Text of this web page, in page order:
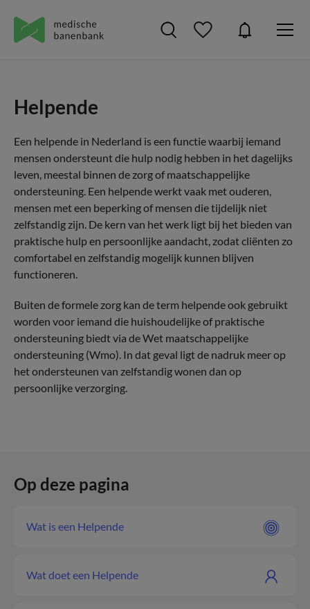
Helpende
Een helpende in Nederland is een functie waarbij iemand
mensen ondersteunt die hulp nodig hebben in het dagelijks
leven, meestal binnen de zorg of maatschappelijke
ondersteuning. Een helpende werkt vaak met ouderen,
mensen met een beperking of mensen die tijdelijk niet
zelfstandig zijn. De kern van het werk ligt bij het bieden van
praktische hulp en persoonlijke aandacht, zodat cliënten zo
comfortabel en zelfstandig mogelijk kunnen blijven
functioneren.
Buiten de formele zorg kan de term helpende ook gebruikt
worden voor iemand die huishoudelijke of praktische
ondersteuning biedt via de Wet maatschappelijke
ondersteuning (Wmo). In dat geval ligt de nadruk meer op
het ondersteunen van zelfstandig wonen dan op
persoonlijke verzorging.
Op deze pagina
Wat is een Helpende
Wat doet een Helpende